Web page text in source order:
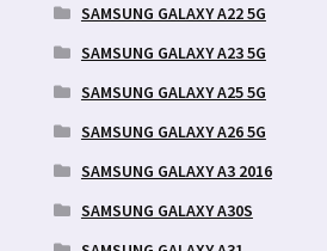
SAMSUNG GALAXY A22 5G
SAMSUNG GALAXY A23 5G
SAMSUNG GALAXY A25 5G
SAMSUNG GALAXY A26 5G
SAMSUNG GALAXY A3 2016
SAMSUNG GALAXY A30S